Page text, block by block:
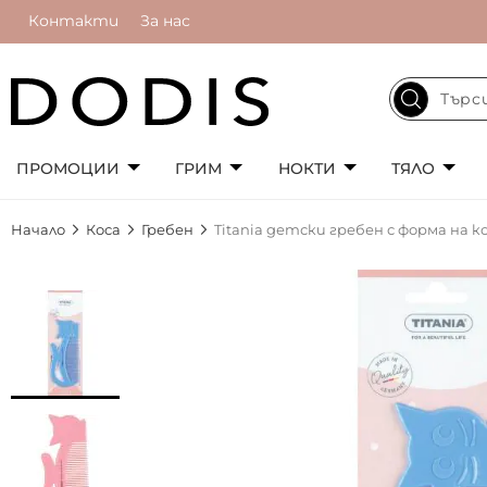
Контакти За нас
ПРОМОЦИИ ГРИМ НОКТИ ТЯЛО
Начало Коса Гребен Titania детски гребен с форма на
галерията
изображенията